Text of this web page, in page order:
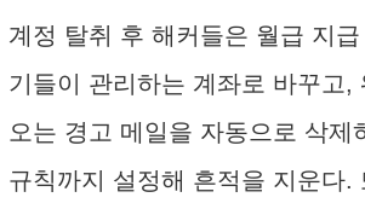
계정 탈취 후 해커들은 월급 지
기들이 관리하는 계좌로 바꾸고,
오는 경고 메일을 자동으로 삭제
규칙까지 설정해 흔적을 지운다.